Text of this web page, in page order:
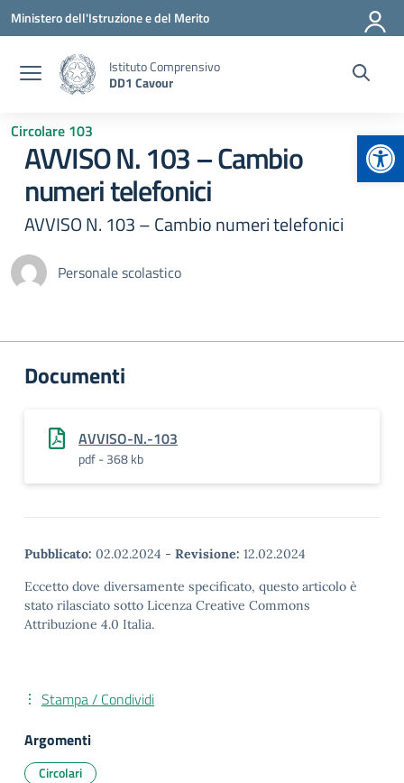
Vai ai contenuti
Vai al menu di navigazione
Vai al footer
Ministero dell'Istruzione e del Merito
Istituto Comprensivo
DD1 Cavour
Circolare 103
AVVISO N. 103 – Cambio
numeri telefonici
AVVISO N. 103 – Cambio numeri telefonici
Personale scolastico
Documenti
AVVISO-N.-103
pdf - 368 kb
Pubblicato: 02.02.2024 - Revisione: 12.02.2024
Eccetto dove diversamente specificato, questo articolo è
stato rilasciato sotto Licenza Creative Commons
Attribuzione 4.0 Italia.
Stampa / Condividi
Argomenti
Circolari